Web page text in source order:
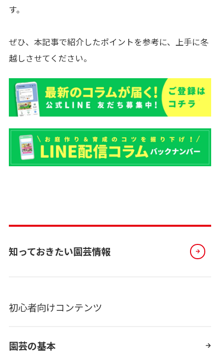
す。
ぜひ、本記事で紹介したポイントを参考に、上手に冬
越しさせてください。
知っておきたい園芸情報
初心者向けコンテンツ
園芸の基本